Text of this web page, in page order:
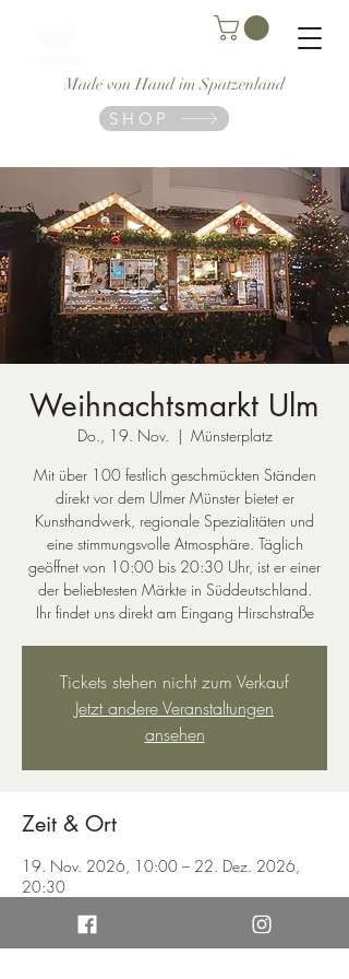
Made von Hand im Spatzenland
SHOP
Weihnachtsmarkt Ulm
Do., 19. Nov.
  |
Münsterplatz
Mit über 100 festlich geschmückten Ständen
direkt vor dem Ulmer Münster bietet er
Kunsthandwerk, regionale Spezialitäten und
eine stimmungsvolle Atmosphäre. Täglich
geöffnet von 10:00 bis 20:30 Uhr, ist er einer
der beliebtesten Märkte in Süddeutschland.
Ihr findet uns direkt am Eingang Hirschstraße
Tickets stehen nicht zum Verkauf
Jetzt andere Veranstaltungen
ansehen
Zeit & Ort
19. Nov. 2026, 10:00 – 22. Dez. 2026,
20:30
Deutschland